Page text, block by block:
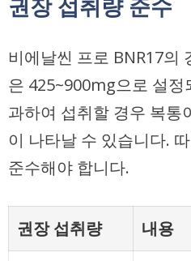
권장 섭취량 준수
비에날씬 프로 BNR17의
은 425~900mg으로 설정
과하여 섭취할 경우 복통
이 나타날 수 있습니다.
준수해야 합니다.
권장 섭취량 내용